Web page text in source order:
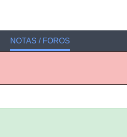
NOTAS / FOROS